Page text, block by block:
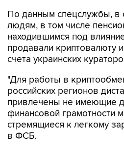
По данным спецслужбы, в
людям, в том числе
находившимся под
продавали криптовалюту
счета украинских
"Для работы в
российских регионов
привлечены не имеющие
финансовой грамотности
стремящиеся к легкому
в ФСБ.